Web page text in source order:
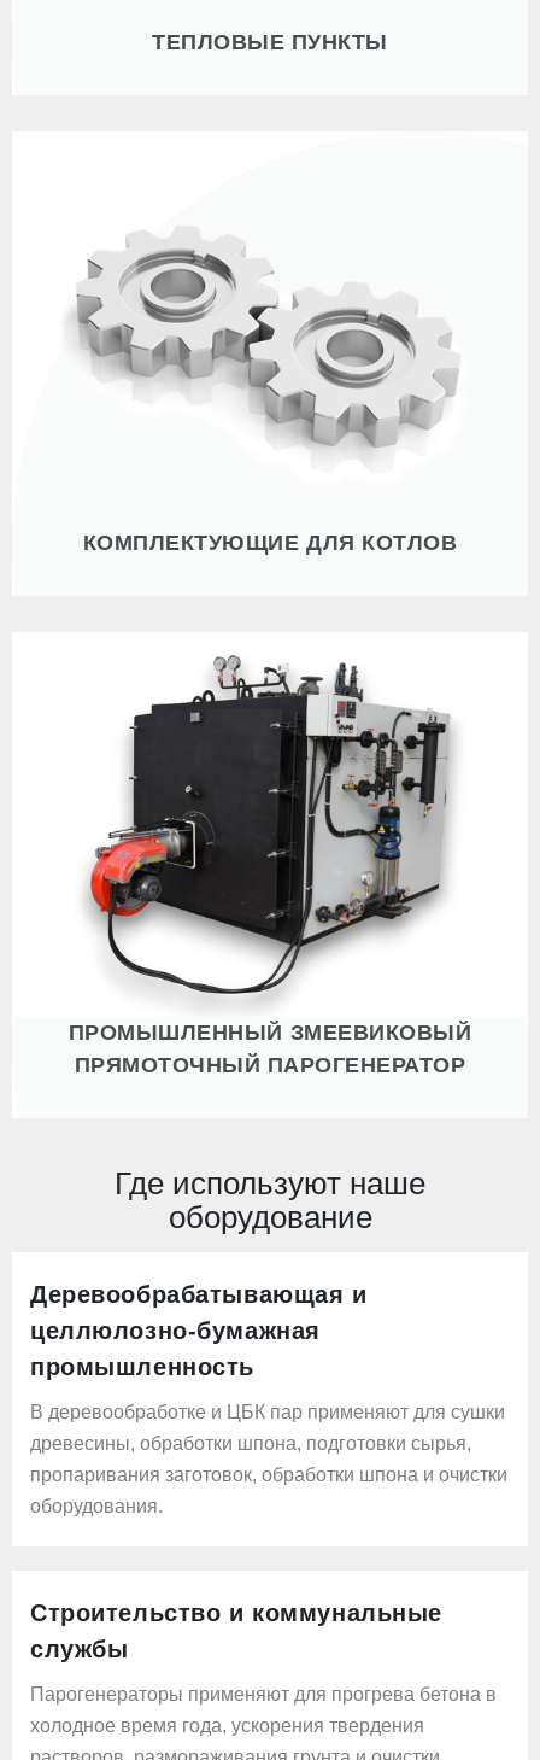
ТЕПЛОВЫЕ ПУНКТЫ
КОМПЛЕКТУЮЩИЕ ДЛЯ КОТЛОВ
ПРОМЫШЛЕННЫЙ ЗМЕЕВИКОВЫЙ
ПРЯМОТОЧНЫЙ ПАРОГЕНЕРАТОР
Где используют наше
оборудование
Деревообрабатывающая и
целлюлозно-бумажная
промышленность
В деревообработке и ЦБК пар применяют для сушки
древесины, обработки шпона, подготовки сырья,
пропаривания заготовок, обработки шпона и очистки
оборудования.
Строительство и коммунальные
службы
Парогенераторы применяют для прогрева бетона в
холодное время года, ускорения твердения